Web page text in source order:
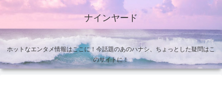
ナインヤード
ホットなエンタメ情報はここに！今話題のあのハナシ、ちょっとした疑問はこ
のサイトに！